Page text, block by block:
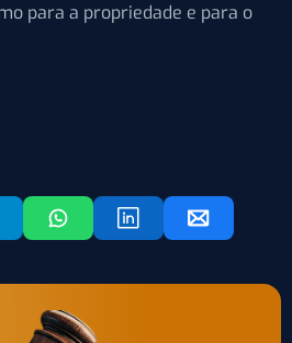
para a propriedade e para o